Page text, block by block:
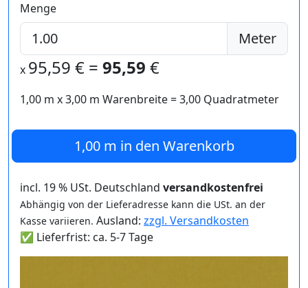
Menge
Meter
x 95,59 € = 95,59 €
1,00 m x3,00 m Warenbreite =3,00 Quadratmeter
1,00 m in den Warenkorb
incl. 19 % USt. Deutschland versandkostenfrei
Abhängig von der Lieferadresse kann die USt. an der
Kasse variieren. Ausland: zzgl. Versandkosten
✅ Lieferfrist: ca. 5-7 Tage